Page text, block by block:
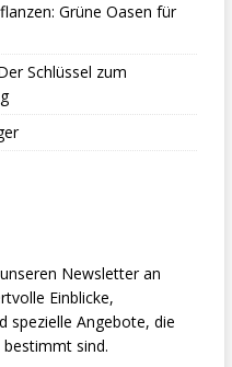
Grüne Oasen für
Schlüssel zum
Newsletter an
Einblicke,
spezielle Angebote, die
sind.